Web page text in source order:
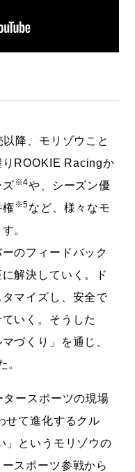
降、モリゾウこと
ROOKIE Racingか
ズ※4や、シーズン優
権※5など、様々なモ
。
のフィードバック
解決していく。ド
マイズし、安全で
いく。そうした
づくり」を通じ、
。
ースポーツの現場
せて進化するクル
」というモリゾウの
スポーツ参戦から